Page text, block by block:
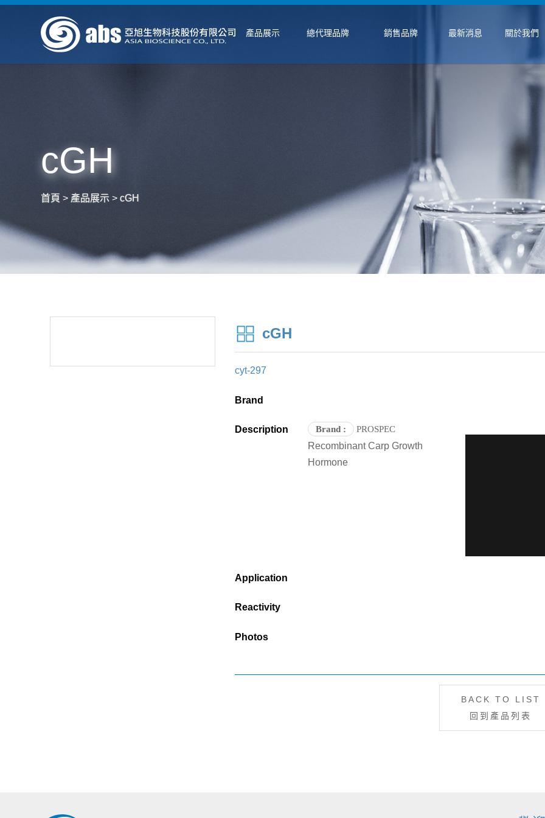
產品展示 總代理品牌 銷售品牌 最新消息 關於我們
cGH
首頁 > 產品展示 >cGH
cGH
cyt-297
Brand
Description Brand: PROSPEC
Recombinant Carp Growth
Hormone
Application
Reactivity
Photos
BACK TO LIST
回到產品列表